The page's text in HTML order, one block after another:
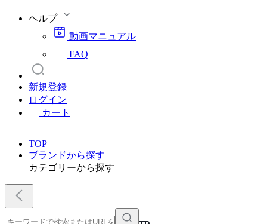
ヘルプ
動画マニュアル
FAQ
新規登録
ログイン
カート
TOP
ブランドから探す
カテゴリーから探す